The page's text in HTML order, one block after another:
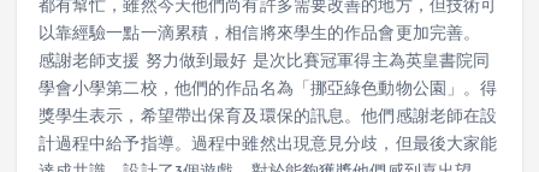
都有幫忙，雖然今天他們尚有許多需要改善的地方，但技術可
以靠經驗一點一滴累積，相信將來學生的作品會更加完善。
感謝老師支援 努力做到最好 是次比賽冠軍得主為英皇書院同
學會小學第二校，他們的作品名為「挪亞綠色動物公園」。得
獎學生表示，希望帶出保育及環保的訊息。他們感謝老師在設
計過程中給予指導。過程中雖然出現意見分歧，但最後大家能